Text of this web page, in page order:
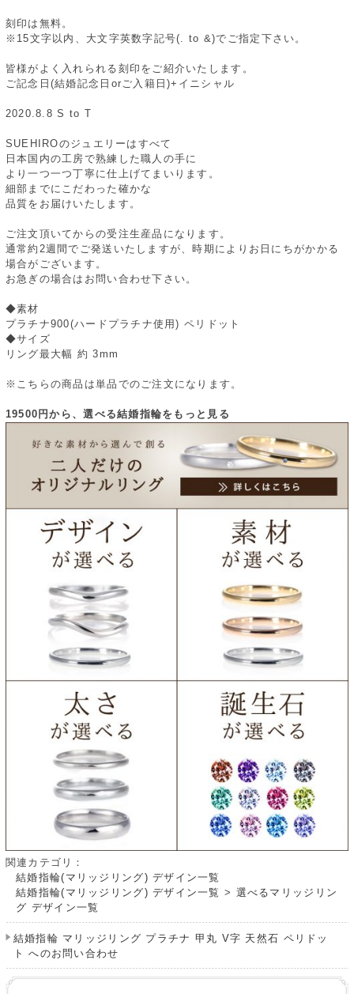
刻印は無料。
※15文字以内、大文字英数字記号(. to &)でご指定下さい。
皆様がよく入れられる刻印をご紹介いたします。
ご記念日(結婚記念日orご入籍日)+イニシャル
2020.8.8 S to T
SUEHIROのジュエリーはすべて
日本国内の工房で熟練した職人の手に
より一つ一つ丁寧に仕上げてまいります。
細部までにこだわった確かな
品質をお届けいたします。
ご注文頂いてからの受注生産品になります。
通常約2週間でご発送いたしますが、時期によりお日にちがかかる
場合がございます。
お急ぎの場合はお問い合わせ下さい。
◆素材
プラチナ900(ハードプラチナ使用) ペリドット
◆サイズ
リング最大幅 約 3mm
※こちらの商品は単品でのご注文になります。
19500円から、選べる結婚指輪をもっと見る
関連カテゴリ：
結婚指輪(マリッジリング) デザイン一覧
結婚指輪(マリッジリング) デザイン一覧 > 選べるマリッジリン
グ デザイン一覧
結婚指輪 マリッジリング プラチナ 甲丸 V字 天然石 ペリドッ
ト へのお問い合わせ